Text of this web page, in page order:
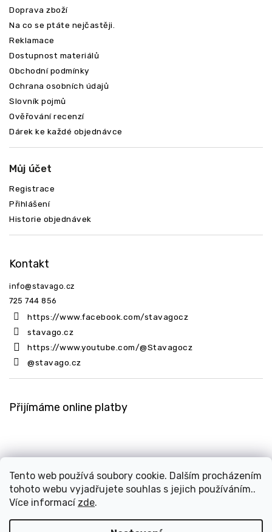
Tento web používá soubory cookie. Dalším procházením
tohoto webu vyjadřujete souhlas s jejich používáním..
Více informací zde.
Doprava zboží
Na co se ptáte nejčastěji.
Reklamace
Dostupnost materiálů
Obchodní podmínky
Ochrana osobních údajů
Slovník pojmů
Ověřování recenzí
Dárek ke každé objednávce
Můj účet
Registrace
Přihlášení
Historie objednávek
Kontakt
info@stavago.cz
725 744 856
https://www.facebook.com/stavagocz
stavago.cz
https://www.youtube.com/@Stavagocz
@stavago.cz
Přijímáme online platby
Copyright 2026 Stavago.cz . Všechna práva vyhrazena.